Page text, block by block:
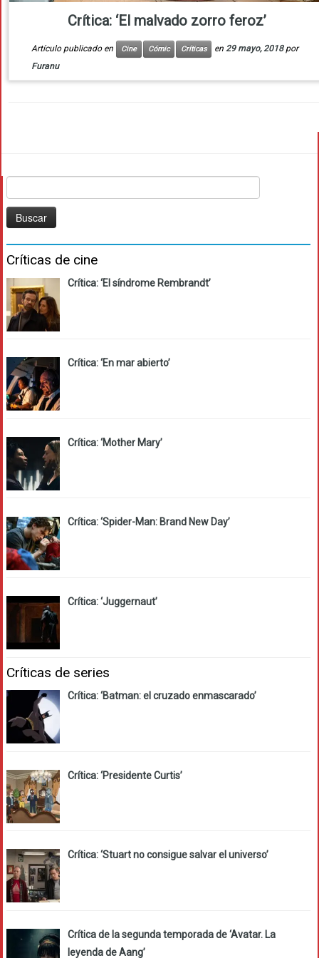
Crítica: ‘El malvado zorro feroz’
Artículo publicado en Cine Cómic Críticas en 29 mayo, 2018 por
Furanu
Críticas de cine
Crítica: ‘El síndrome Rembrandt’
Crítica: ‘En mar abierto’
Crítica: ‘Mother Mary’
Crítica: ‘Spider-Man: Brand New Day’
Crítica: ‘Juggernaut’
Críticas de series
Crítica: ‘Batman: el cruzado enmascarado’
Crítica: ‘Presidente Curtis’
Crítica: ‘Stuart no consigue salvar el universo’
Crítica de la segunda temporada de ‘Avatar. La
leyenda de Aang’